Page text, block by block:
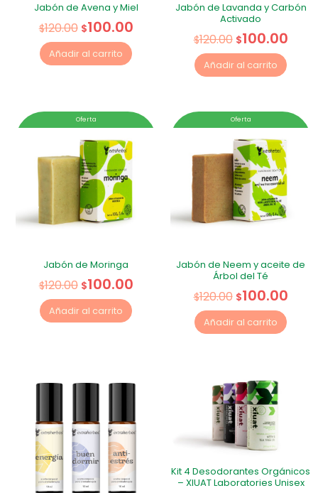
Jabón de Avena y Miel
$120.00 $100.00
Añadir al carrito
Jabón de Lavanda y Carbón
Activado
$120.00 $100.00
Añadir al carrito
Oferta
Jabón de Moringa
$120.00 $100.00
Añadir al carrito
Oferta
Jabón de Neem y aceite de
Árbol del Té
$120.00 $100.00
Añadir al carrito
Kit 4 Desodorantes Orgánicos
– XIUAT Laboratories Unisex